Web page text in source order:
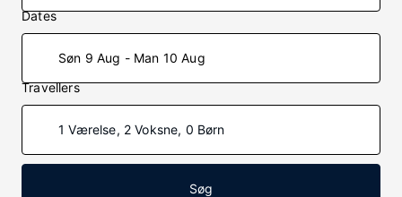
Dates
Søn 9 Aug - Man 10 Aug
Travellers
1 Værelse, 2 Voksne, 0 Børn
Søg